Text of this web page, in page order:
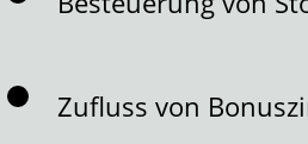
Zufluss von